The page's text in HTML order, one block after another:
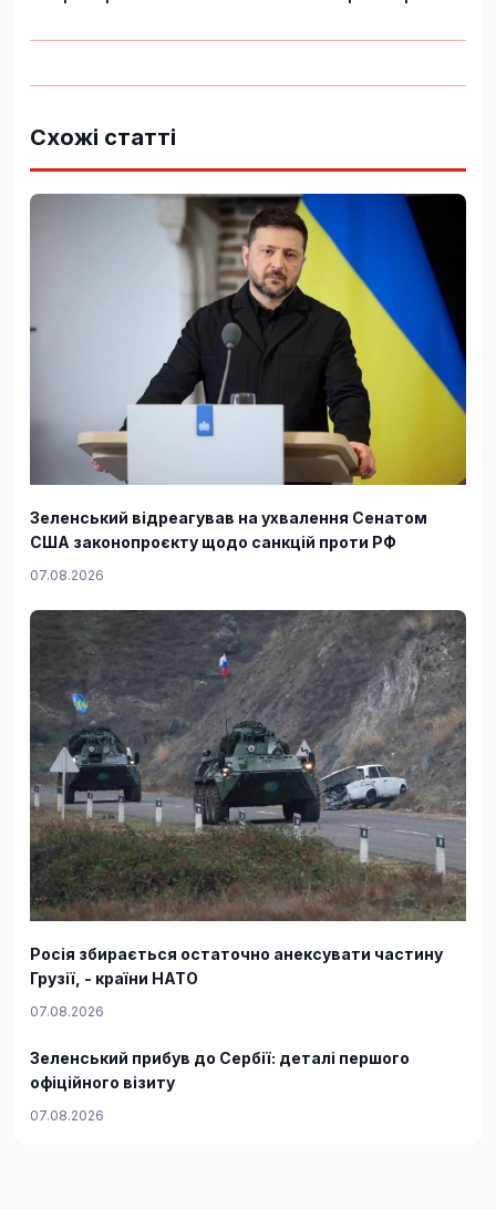
Схожі статті
Зеленський відреагував на ухвалення Сенатом
США законопроєкту щодо санкцій проти РФ
07.08.2026
Росія збирається остаточно анексувати частину
Грузії, - країни НАТО
07.08.2026
Зеленський прибув до Сербії: деталі першого
офіційного візиту
07.08.2026